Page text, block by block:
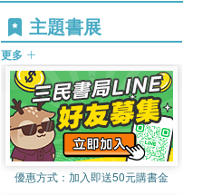
主題書展
更多
優惠方式： 加入即送50元購書金